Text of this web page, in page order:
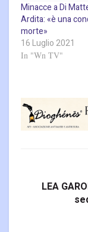
Minacce a Di
Ardita: «è una
morte»
16 Luglio 2021
In "Wn TV"
LEA